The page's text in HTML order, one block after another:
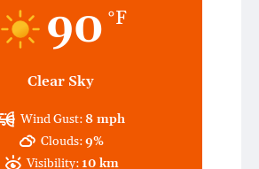
90 °F
Clear Sky
Wind Gust:8 mph
Clouds:9%
Visibility: 10 km